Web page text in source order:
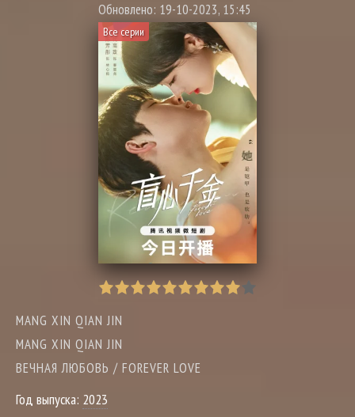
Обновлено: 19-10-2023, 15:45
Все серии
MANG XIN QIAN JIN
MANG XIN QIAN JIN
ВЕЧНАЯ ЛЮБОВЬ / FOREVER LOVE
Год выпуска: 2023